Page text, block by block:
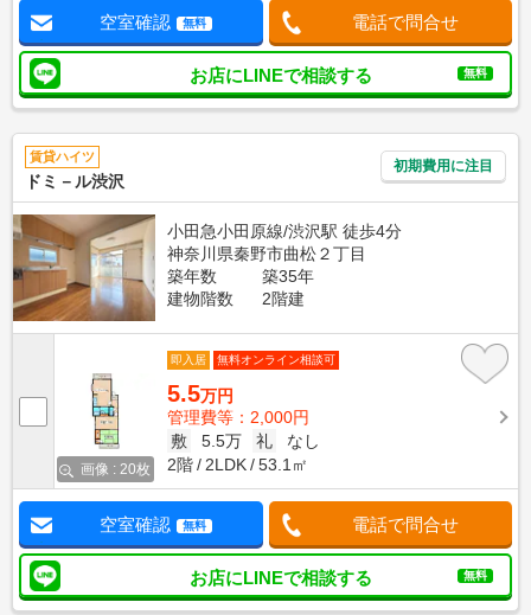
空室確認 無料 電話で問合せ
お店にLINEで相談する 無料
賃貸ハイツ
ドミ－ル渋沢
初期費用に注目
小田急小田原線/渋沢駅 徒歩4分
神奈川県秦野市曲松２丁目
築年数
築35年
建物階数
2階建
画像 : 20枚
即入居 無料オンライン相談可
5.5万円
管理費等：2,000円
敷
5.5万 礼
なし
2階
2LDK 53.1㎡
空室確認 無料 電話で問合せ
お店にLINEで相談する 無料